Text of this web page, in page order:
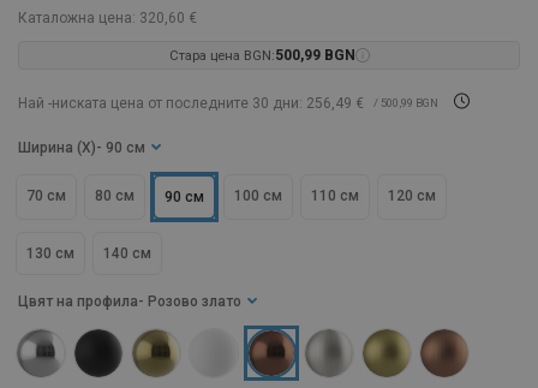
Каталожна цена: 320,60 €
Стара цена BGN:500,99 BGN
Най -ниската цена от последните 30 дни: 256,49 € / 500,99 BGN
Цвят на профила - Розово злато
Ширина (X) - 90 см
70 см 80 см 90 см 100 см 110 см 120 см
130 см 140 см